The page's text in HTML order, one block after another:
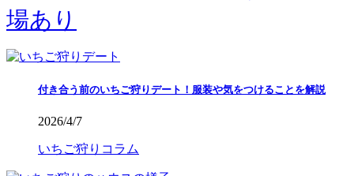
場あり
付き合う前のいちご狩りデート！服装や気をつけることを解説
2026/4/7
いちご狩りコラム